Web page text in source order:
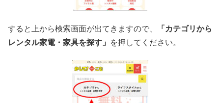
すると上から検索画面が出てきますので、
「カテゴリから
レンタル家電・家具を探す」
を押してください。